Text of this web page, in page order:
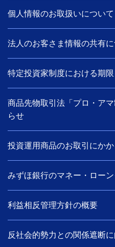
個人情報のお取扱いについて
法人のお客さま情報の共有に
特定投資家制度における期
商品先物取引法「プロ・ア
らせ
投資運用商品のお取引にか
みずほ銀行のマネー・ロー
利益相反管理方針の概要
反社会的勢力との関係遮断